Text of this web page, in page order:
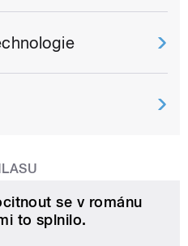
se v románu
to splnilo.